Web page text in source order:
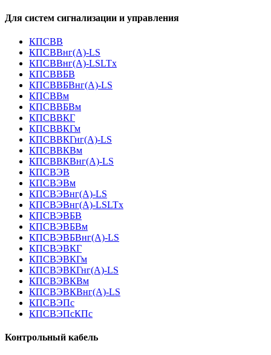
Для систем сигнализации и управления
КПСВВ
КПСВВнг(А)-LS
КПСВВнг(А)-LSLTx
КПСВВБВ
КПСВВБВнг(А)-LS
КПСВВм
КПСВВБВм
КПСВВКГ
КПСВВКГм
КПСВВКГнг(А)-LS
КПСВВКВм
КПСВВКВнг(А)-LS
КПСВЭВ
КПСВЭВм
КПСВЭВнг(А)-LS
КПСВЭВнг(А)-LSLTx
КПСВЭВБВ
КПСВЭВБВм
КПСВЭВБВнг(А)-LS
КПСВЭВКГ
КПСВЭВКГм
КПСВЭВКГнг(А)-LS
КПСВЭВКВм
КПСВЭВКВнг(А)-LS
КПСВЭПс
КПСВЭПсКПс
Контрольный кабель